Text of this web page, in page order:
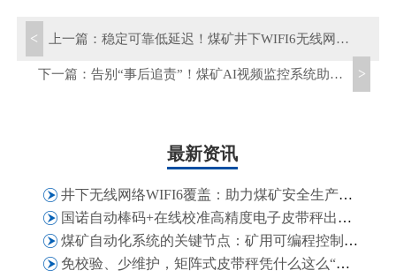
< 上一篇： 稳定可靠低延迟！煤矿井下WIFI6无线网络全覆盖解决方案
下一篇：告别“事后追责”！煤矿AI视频监控系统助力矿山安全风险“事前预防” >
最新资讯
井下无线网络WIFI6覆盖：助力煤矿安全生产、高效运营与智能化管理
国诺自动棒码+在线校准高精度电子皮带秤出口津巴布韦，获客户二次复购认可
煤矿自动化系统的关键节点：矿用可编程控制箱在矿井自动化场景中的适配能力
免校验、少维护，矩阵式皮带秤凭什么这么“省心”？